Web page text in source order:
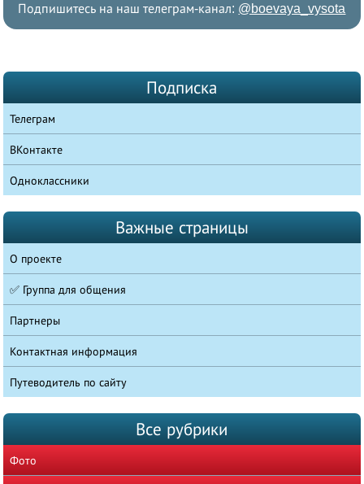
Подпишитесь на наш телеграм-канал: @boevaya_vysota
Подписка
Телеграм
ВКонтакте
Одноклассники
Важные страницы
О проекте
✅ Группа для общения
Партнеры
Контактная информация
Путеводитель по сайту
Все рубрики
Фото